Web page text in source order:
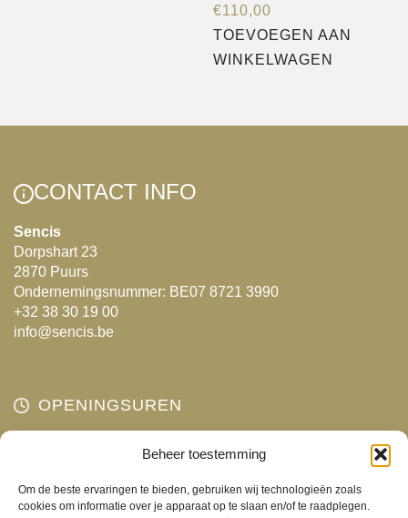
Beheer toestemming
Om de beste ervaringen te bieden, gebruiken wij technologieën zoals
cookies om informatie over je apparaat op te slaan en/of te raadplegen.
gekozen
productpagina
€110,00
TOEVOEGEN AAN
WINKELWAGEN
CONTACT INFO
Sencis
Dorpshart 23
2870 Puurs
Ondernemingsnummer: BE07 8721 3990
+32 38 30 19 00
info@sencis.be
OPENINGSUREN
Gesloten
Woensdag
10:00 - 18:00